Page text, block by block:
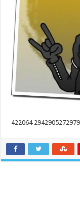
422064